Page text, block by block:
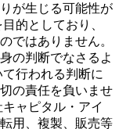
が生じる可能性が
的としており、
ではありません。
の判断でなさるよ
行われる判断に
の責任を負いませ
ャピタル・アイ
用、複製、販売等